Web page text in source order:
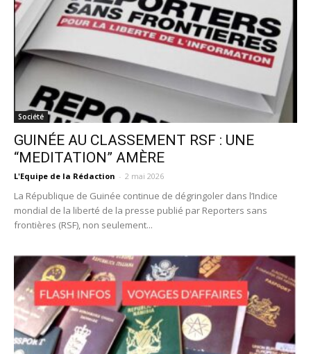
Société
GUINÉE AU CLASSEMENT RSF : UNE
“MEDITATION” AMÈRE
L'Equipe de la Rédaction - 2 mai 2026
La République de Guinée continue de dégringoler dans l’Indice
mondial de la liberté de la presse publié par Reporters sans
frontières (RSF), non seulement...